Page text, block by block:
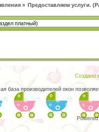
» Предоставляем услуги.
Создано
база производителей окон